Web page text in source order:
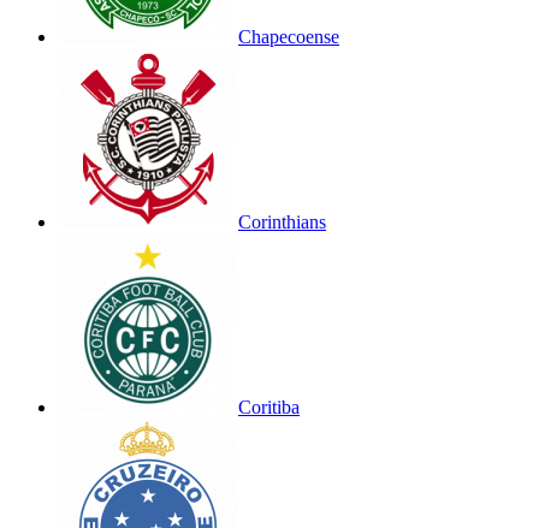
Chapecoense
Corinthians
Coritiba